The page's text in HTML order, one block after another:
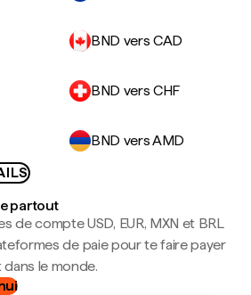
BND vers CAD
BND vers CHF
BND vers AMD
partout
de compte USD, EUR, MXN et BRL
de paie pour te faire payer
le monde.